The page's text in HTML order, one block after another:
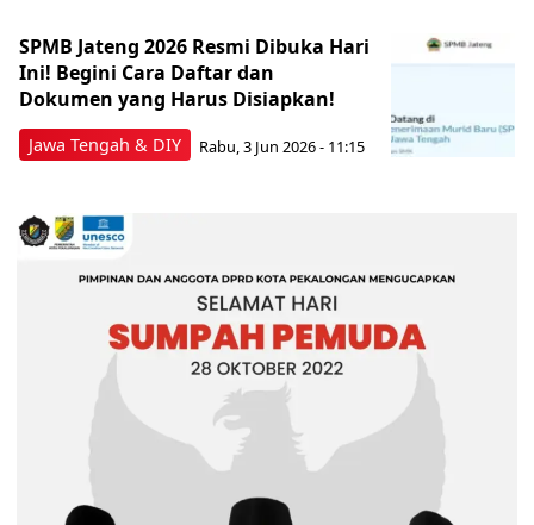
Jawa Tengah & DIY
SPMB Jateng 2026 Resmi Dibuka Hari
Ini! Begini Cara Daftar dan
Dokumen yang Harus Disiapkan!
Rabu, 3 Jun 2026 - 11:15